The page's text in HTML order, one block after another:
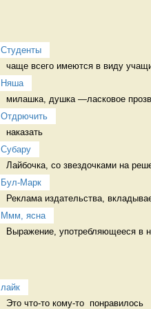
Студенты
чаще всего имеются в виду
Няша
милашка, душка —ласковое
Отдрючить
наказать
Cубару
Лайбочка, со звездочками на
Бул-Марк
Реклама издательства,
Ммм, ясна
Выражение, употребляющееся в
лайк
Это что-то кому-то  понравилось